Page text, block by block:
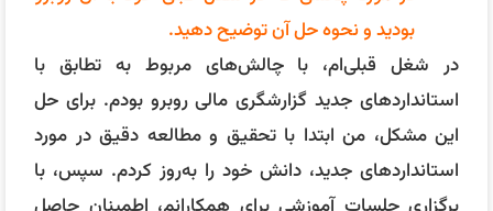
کنید؟
من به ارتباطات باز و صادقانه با همکارانم اعتقاد دارم.
همیشه سعی می‌کنم که گوش دادن فعال داشته باشم و
به نظرات و پیشنهادات آن‌ها احترام بگذارم. همچنین، در
تلاشم تا محیط کاری همکاری‌جویانه و حمایتی ایجاد کنم
که در آن همه افراد احساس ارزشمندی کنند.